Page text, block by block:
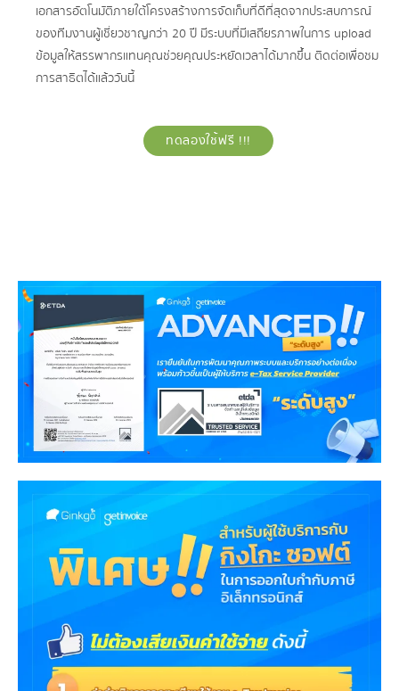
เอกสารอัตโนมัติภายใต้โครงสร้างการจัดเก็บที่ดีที่สุดจากประสบการณ์
ของทีมงานผู้เชี่ยวชาญกว่า 20 ปี มีระบบที่มีเสถียรภาพในการ upload
ข้อมูลให้สรรพากรแทนคุณช่วยคุณประหยัดเวลาได้มากขึ้น ติดต่อเพื่อชม
การสาธิตได้แล้ววันนี้
ทดลองใช้ฟรี !!!